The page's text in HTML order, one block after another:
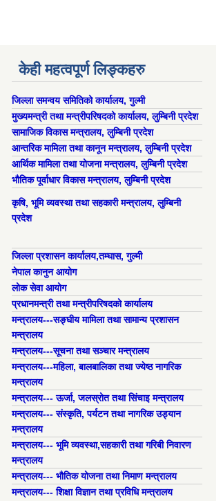
केही महत्वपूर्ण लिङ्कहरु
जिल्ला समन्वय समितिको कार्यालय, गुल्मी
मुख्यमन्त्री तथा मन्त्रीपरिषदको कार्यालय, लुम्बिनी प्रदेश
सामाजिक विकास मन्त्रालय, लुम्बिनी प्रदेश
आन्तरिक मामिला तथा कानून मन्त्रालय, लुम्बिनी प्रदेश
आर्थिक मामिला तथा योजना मन्त्रालय, लुम्बिनी प्रदेश
भौतिक पूर्वाधार विकास मन्त्रालय, लुम्बिनी प्रदेश
कृषि, भूमि व्यवस्था तथा सहकारी मन्त्रालय, लुम्बिनी
प्रदेश
जिल्ला प्रशासन कार्यालय,तम्घास, गुल्मी
नेपाल कानुन आयोग
लोक सेवा आयोग
प्रधानमन्त्री तथा मन्त्रीपरिषदको कार्यालय
मन्त्रालय---सङ्घीय मामिला तथा सामान्य प्रशासन
मन्त्रालय
मन्त्रालय---सूचना तथा सञ्चार मन्त्रालय
मन्त्रालय---महिला, बालबालिका तथा ज्येष्ठ नागरिक
मन्त्रालय
मन्त्रालय--- ऊर्जा, जलस्रोत तथा सिंचाइ मन्त्रालय
मन्त्रालय--- संस्कृति, पर्यटन तथा नागरिक उड्यान
मन्त्रालय
मन्त्रालय--- भूमि व्यवस्था,सहकारी तथा गरिबी निवारण
मन्त्रालय
मन्त्रालय--- भौतिक योजना तथा निमाण मन्त्रालय
मन्त्रालय--- शिक्षा विज्ञान तथा प्रविधि मन्त्रालय